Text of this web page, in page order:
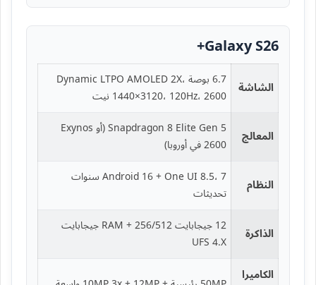
Galaxy S26+
الشاشة
6.7 بوصة Dynamic LTPO AMOLED 2X،
1440×3120، 120Hz، 2600 نيت
المعالج
Snapdragon 8 Elite Gen 5 (أو Exynos
2600 في أوروبا)
النظام
Android 16 + One UI 8.5، 7 سنوات
تحديثات
الذاكرة
12 جيجابايت RAM + 256/512 جيجابايت
UFS 4.X
الكاميرا